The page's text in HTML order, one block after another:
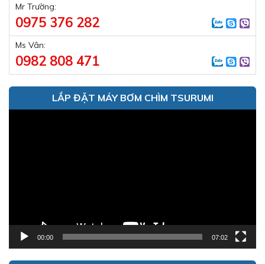
Mr Trường:
0975 376 282
Ms Vân:
0982 808 471
LẮP ĐẶT MÁY BƠM CHÌM TSURUMI
00:00 07:02